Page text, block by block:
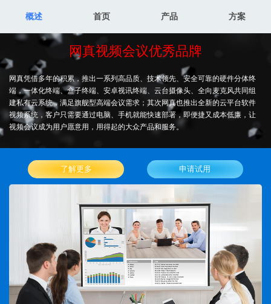
概述 首页 产品 方案
网真视频会议优秀品牌
网真凭借多年的积累，推出一系列高品质、技术领先、安全可靠的硬件分体终
端，一体化终端、盒子终端、安卓视讯终端、云台摄像头、全向麦克风共同组
建私有云系统，满足旗舰型高端会议需求；其次网真也推出全新的云平台软件
视频系统，客户只需要通过电脑、手机就能快速部署，即便捷又成本低廉，让
视频会议成为用户愿意用，用得起的大众产品和服务。
了解更多 申请试用